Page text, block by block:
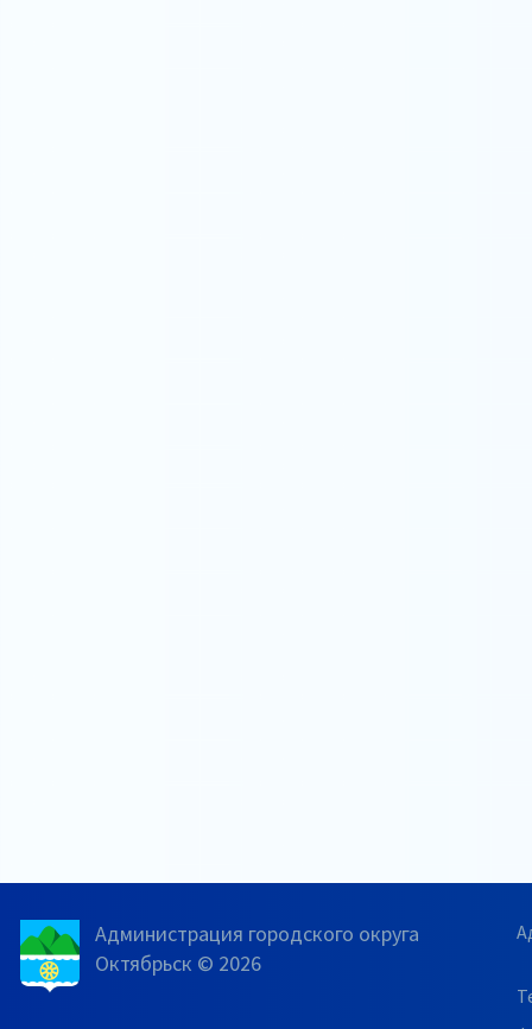
Администрация городского округа
Октябрьск © 2026